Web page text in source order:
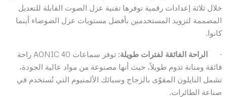
خلال ثلاثة إعدادات رقمية توفرها تقنية عزل الصوت القابلة للتعديل
المصممة لتزويد المستخدمين بأفضل مستويات عزل الضوضاء أينما
كانوا.
· الراحة الفائقة لفترات طويلة
: توفر سماعات AONIC 40 راحة
فائقة ومتانة تدوم طويلاً، حيث أنها مصنوعة من مواد عالية الجودة،
تشمل النايلون المقوّى بالزجاج وسبائك الألمنيوم التي تُستخدم في
صناعة الطائرات.